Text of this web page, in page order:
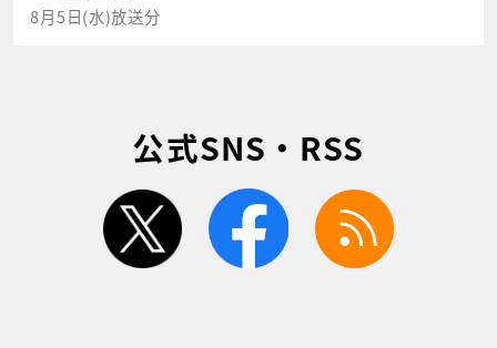
8月5日(水)放送分
公式SNS・RSS
twitter facebook